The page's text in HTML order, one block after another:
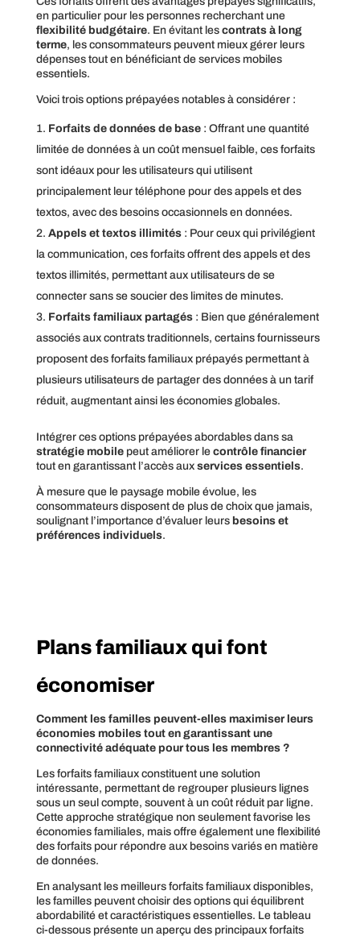
en particulier pour les personnes recherchant une
flexibilité budgétaire. En évitant les contrats à long
terme, les consommateurs peuvent mieux gérer leurs
dépenses tout en bénéficiant de services mobiles
essentiels.
Voici trois options prépayées notables à considérer :
Forfaits de données de base : Offrant une quantité
limitée de données à un coût mensuel faible, ces forfaits
sont idéaux pour les utilisateurs qui utilisent
principalement leur téléphone pour des appels et des
textos, avec des besoins occasionnels en données.
Appels et textos illimités : Pour ceux qui privilégient
la communication, ces forfaits offrent des appels et des
textos illimités, permettant aux utilisateurs de se
connecter sans se soucier des limites de minutes.
Forfaits familiaux partagés : Bien que généralement
associés aux contrats traditionnels, certains fournisseurs
proposent des forfaits familiaux prépayés permettant à
plusieurs utilisateurs de partager des données à un tarif
réduit, augmentant ainsi les économies globales.
Intégrer ces options prépayées abordables dans sa
stratégie mobilepeut améliorer le contrôle financier
tout en garantissant l’accès aux services essentiels.
À mesure que le paysage mobile évolue, les
consommateurs disposent de plus de choix que jamais,
soulignant l’importance d’évaluer leurs besoins et
préférences individuels.
Plans familiaux qui font
économiser
Comment les familles peuvent-elles maximiser leurs
économies mobiles tout en garantissant une
connectivité adéquate pour tous les membres ?
Les forfaits familiaux constituent une solution
intéressante, permettant de regrouper plusieurs lignes
sous un seul compte, souvent à un coût réduit par ligne.
Cette approche stratégique non seulement favorise les
économies familiales, mais offre également une flexibilité
des forfaits pour répondre aux besoins variés en matière
de données.
En analysant les meilleurs forfaits familiaux disponibles,
les familles peuvent choisir des options qui équilibrent
abordabilité et caractéristiques essentielles. Le tableau
ci-dessous présente un aperçu des principaux forfaits